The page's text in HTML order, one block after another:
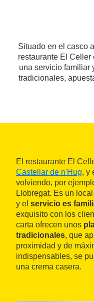
Situado en el casco
restaurante El Celler
una servicio familiar
tradicionales,
El restaurante El
Castellar de n'Hug, y
volviendo, por
Llobregat. Es un
y el servicio es
exquisito con los
carta ofrecen unos
tradicionales, que
proximidad y de
indispensables, se
una crema casera.